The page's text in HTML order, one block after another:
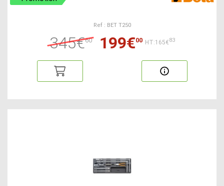
Ref : BET T250
345€60 199€00 HT:165€83